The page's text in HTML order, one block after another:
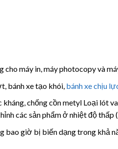
cho máy in, máy photocopy và
bánh xe tạo khói, bánh xe chịu
chống cồn metyl Loại lót
các sản phẩm ở nhiệt độ
bao giờ bị biến dạng trong khả